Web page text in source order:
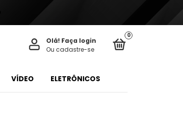
Olá! Faça login
Ou cadastre-se
0
VÍDEO ELETRÔNICOS